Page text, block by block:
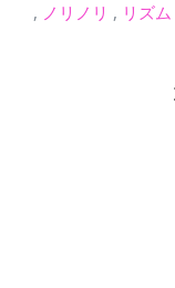
, ノリノリ , リズム